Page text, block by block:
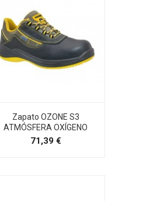
Zapato OZONE S3
ATMÓSFERA OXÍGENO
71,39 €Precio